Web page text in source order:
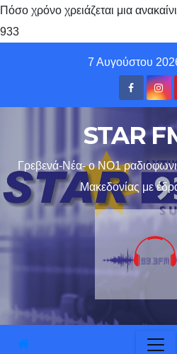
Πόσο χρόνο χρειάζεται μια
933
7 Αυγούστου
STAR
Γρεβενά-Νέα- ο ΝΟ1
Μακεδονίας με